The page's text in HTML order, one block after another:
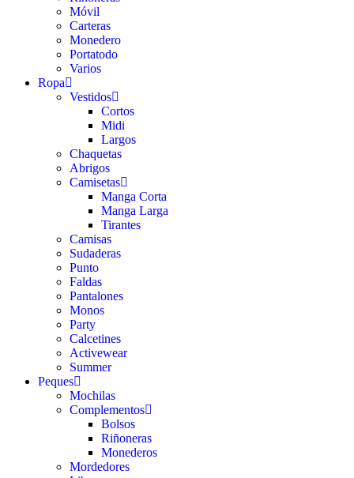
Móvil
Carteras
Monedero
Portatodo
Varios
Ropa
Vestidos
Cortos
Midi
Largos
Chaquetas
Abrigos
Camisetas
Manga Corta
Manga Larga
Tirantes
Camisas
Sudaderas
Punto
Faldas
Pantalones
Monos
Party
Calcetines
Activewear
Summer
Peques
Mochilas
Complementos
Bolsos
Riñoneras
Monederos
Mordedores